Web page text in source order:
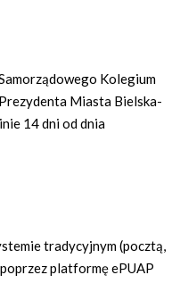
Kolegium
Miasta Bielska-
14 dni od dnia
tradycyjnym (pocztą,
platformę ePUAP